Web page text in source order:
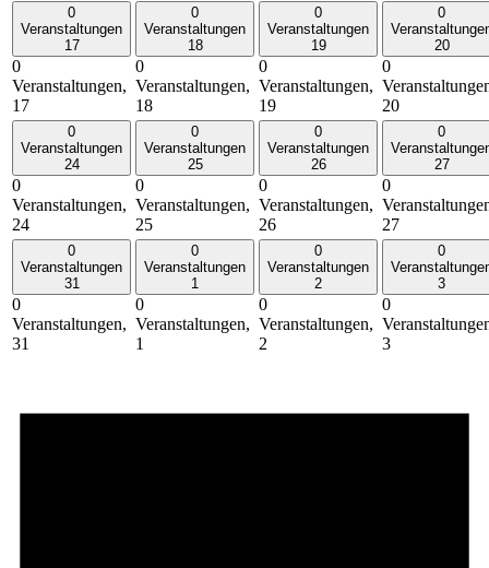
0
Veranstaltungen
17
0
Veranstaltungen,
17
0
Veranstaltungen
18
0
Veranstaltungen,
18
0
Veranstaltungen
19
0
Veranstaltungen,
19
0
20
0
20
0
Veranstaltungen
24
0
Veranstaltungen,
24
0
Veranstaltungen
25
0
Veranstaltungen,
25
0
Veranstaltungen
26
0
Veranstaltungen,
26
0
27
0
27
0
Veranstaltungen
31
0
Veranstaltungen,
31
0
Veranstaltungen
1
0
Veranstaltungen,
1
0
Veranstaltungen
2
0
Veranstaltungen,
2
0
3
0
3